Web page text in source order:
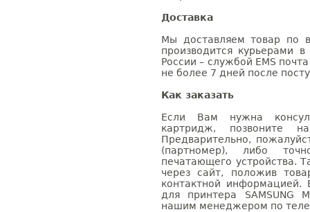
Доставка
Мы доставляем товар по
производится курьерами
России – службой EMS
не более 7 дней после
Как заказать
Если Вам нужна
картридж, позвоните
Предварительно,
(партномер), либо
печатающего устройства.
через сайт, положив
контактной информацией.
для принтера SAMSUNG
нашим менеджером по